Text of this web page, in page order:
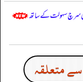
سرچ سہولت کے ساتھ
متعلقہ